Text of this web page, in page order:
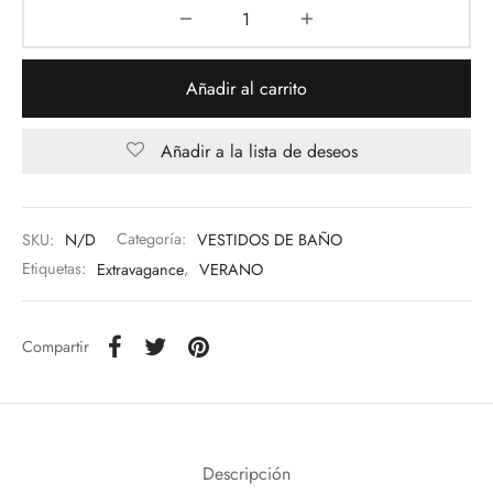
Añadir al carrito
Añadir a la lista de deseos
SKU: N/D Categoría: VESTIDOS DE BAÑO
Etiquetas: Extravagance, VERANO
Compartir
Descripción